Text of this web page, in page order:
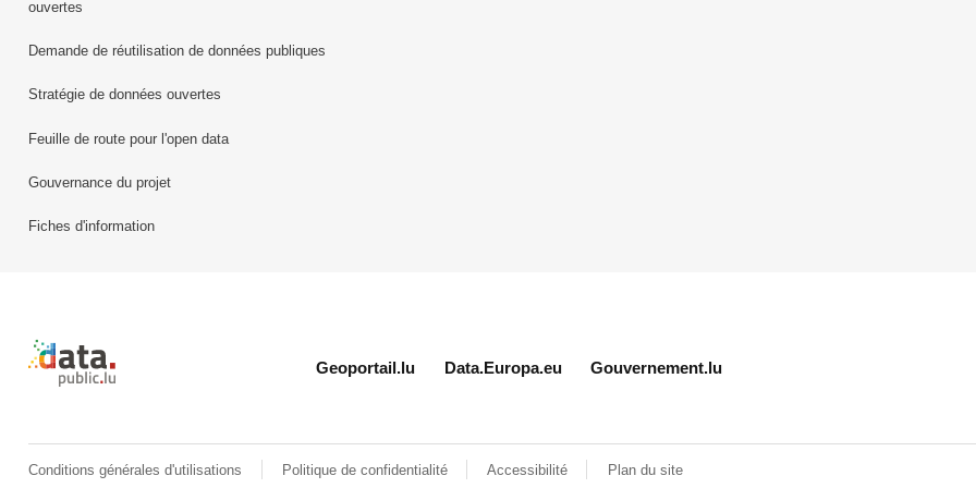
ouvertes
Demande de réutilisation de données publiques
Stratégie de données ouvertes
Feuille de route pour l'open data
Gouvernance du projet
Fiches d'information
Retour à l'accueil de data.public.lu
Geoportail.lu Data.Europa.eu Gouvernement.lu
Conditions générales d'utilisations Politique de confidentialité Accessibilité Plan du site